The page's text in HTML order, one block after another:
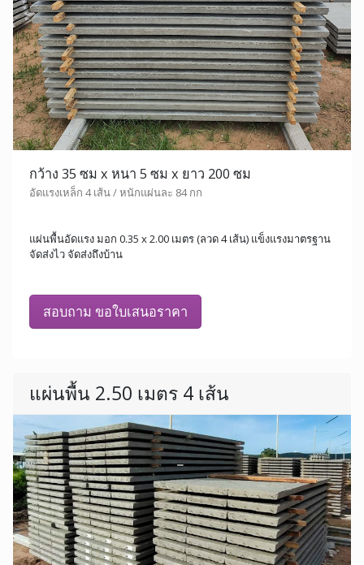
กว้าง 35 ซม x หนา 5 ซม x ยาว 200 ซม
อัดแรงเหล็ก 4 เส้น / หนักแผ่นละ 84 กก
แผ่นพื้นอัดแรง มอก 0.35 x 2.00 เมตร (ลวด 4 เส้น) แข็งแรงมาตรฐาน
จัดส่งไว จัดส่งถึงบ้าน
สอบถาม ขอใบเสนอราคา
แผ่นพื้น 2.50 เมตร 4 เส้น